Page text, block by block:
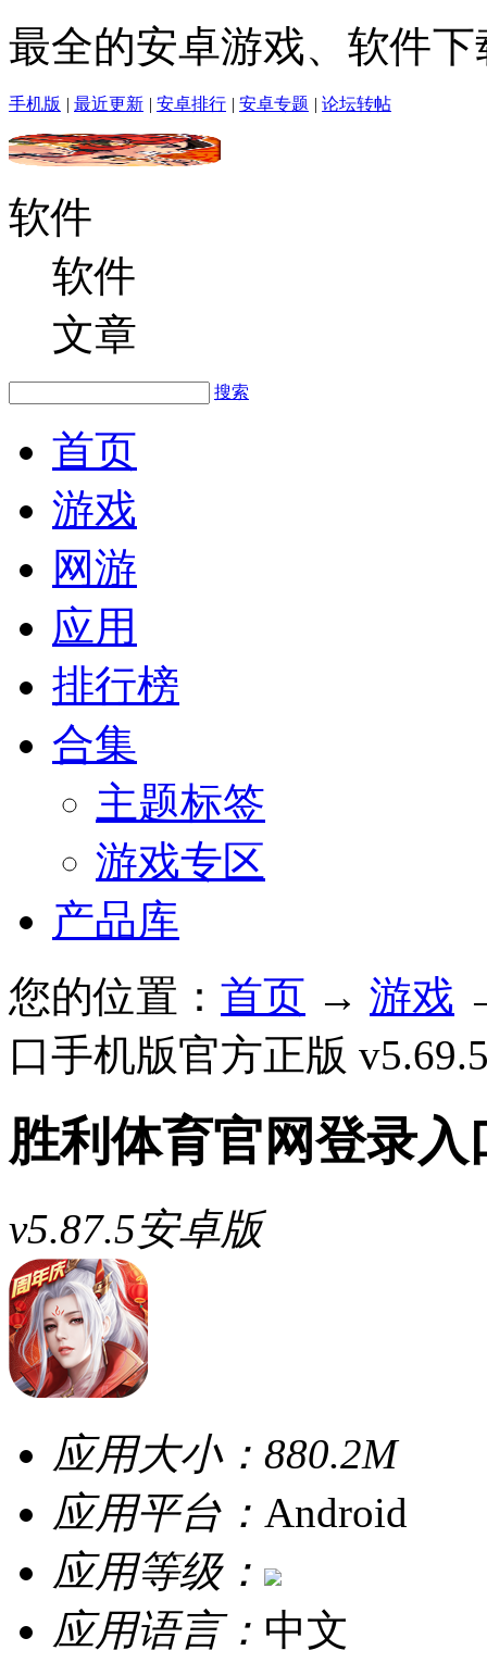
最全的安卓游戏、软件下
手机版 | 最近更新 | 安卓排行 | 安卓专题 | 论坛转帖
软件
软件
文章
搜索
首页
游戏
网游
应用
排行榜
合集
主题标签
游戏专区
产品库
您的位置： 首页 → 游戏
口手机版官方正版
胜利体育官网登录
v5.87.5安卓版
应用大小： 880.2M
应用平台： Android
应用等级：
应用语言： 中文